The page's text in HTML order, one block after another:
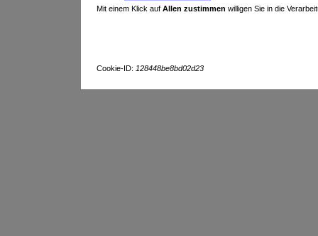
Mit einem Klick auf Allen zustimmen willigen Sie in die
Cookie-ID: 128448be8bd02d23